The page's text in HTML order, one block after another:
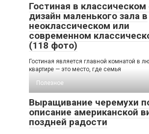
Гостиная в классическом
дизайн маленького зала в
неоклассическом или
современном
(118 фото)
Гостиная является главной комнатой в
квартире — это место, где семья
Полезное
Выращивание черемухи
описание американской
поздней радости